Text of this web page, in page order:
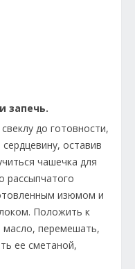
запечь.
до готовности,
оставив
чашечка для
рассыпчатого
изюмом и
Положить к
масло, перемешать,
ее сметаной,